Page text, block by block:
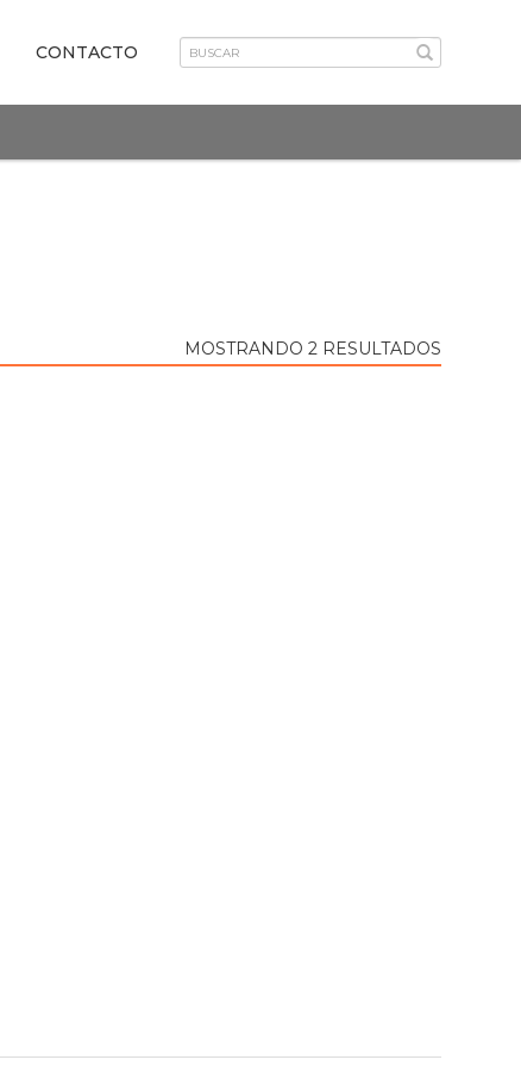
CONTACTO
MOSTRANDO 2 RESULTADOS